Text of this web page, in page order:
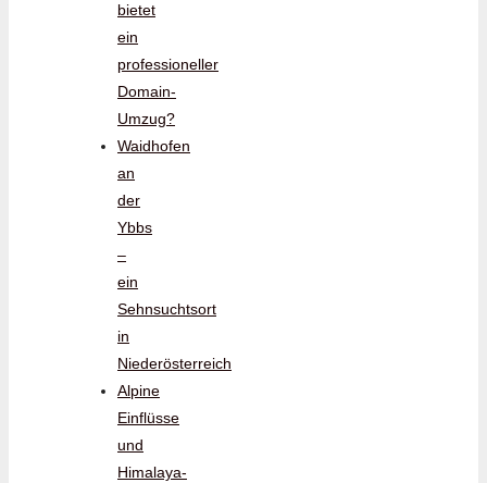
bietet
ein
professioneller
Domain-
Umzug?
Waidhofen
an
der
Ybbs
–
ein
Sehnsuchtsort
in
Niederösterreich
Alpine
Einflüsse
und
Himalaya-